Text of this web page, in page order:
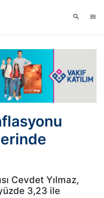
Cevdet Yılmaz,
3,23 ile